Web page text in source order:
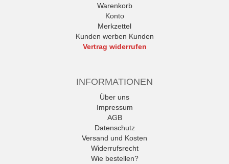
Warenkorb
Konto
Merkzettel
Kunden werben Kunden
Vertrag widerrufen
INFORMATIONEN
Über uns
Impressum
AGB
Datenschutz
Versand und Kosten
Widerrufsrecht
Wie bestellen?